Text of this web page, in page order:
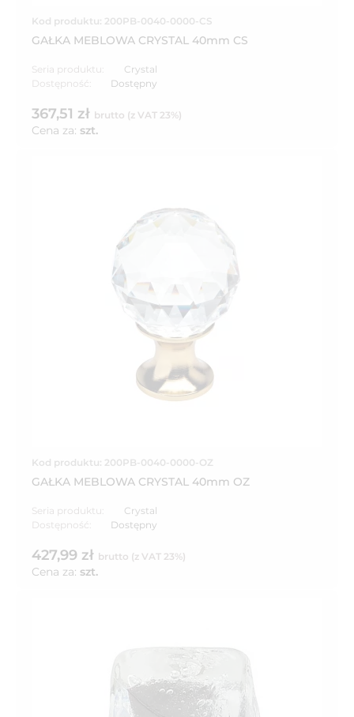
Kod produktu: 200PB-0040-0000-CS
GAŁKA MEBLOWA CRYSTAL 40mm CS
Seria produktu:
Crystal
Dostępność:
Dostępny
367,51 zł brutto (z VAT 23%)
Cena za: szt.
Kod produktu: 200PB-0040-0000-OZ
GAŁKA MEBLOWA CRYSTAL 40mm OZ
Seria produktu:
Crystal
Dostępność:
Dostępny
427,99 zł brutto (z VAT 23%)
Cena za: szt.